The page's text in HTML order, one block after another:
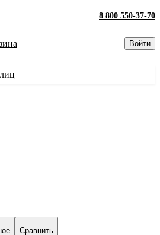
8 800 550-37-70
Войти
Сравнить